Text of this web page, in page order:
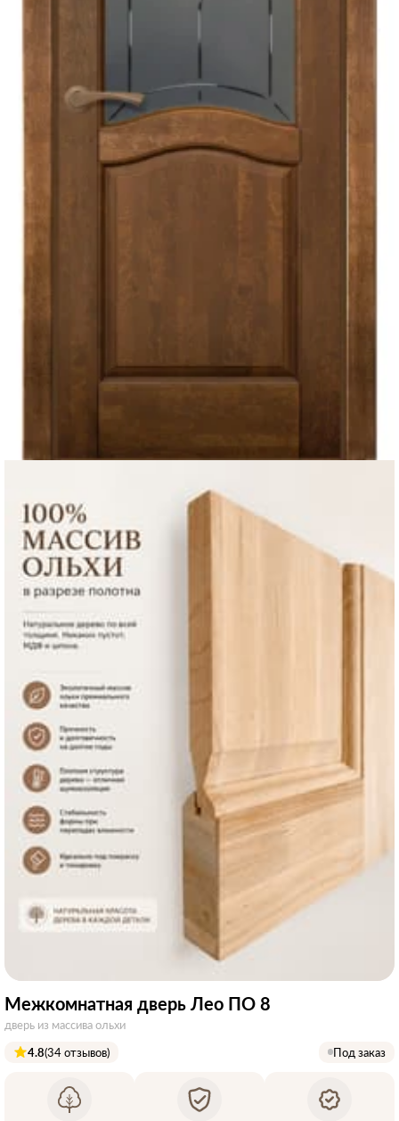
Межкомнатная дверь Лео ПО 8
дверь из массива ольхи
4.8(34 отзывов) Под заказ